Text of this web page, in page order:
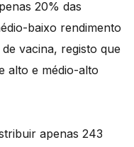
20% das
baixo rendimento
vacina, registo que
alto e médio-alto
apenas 243